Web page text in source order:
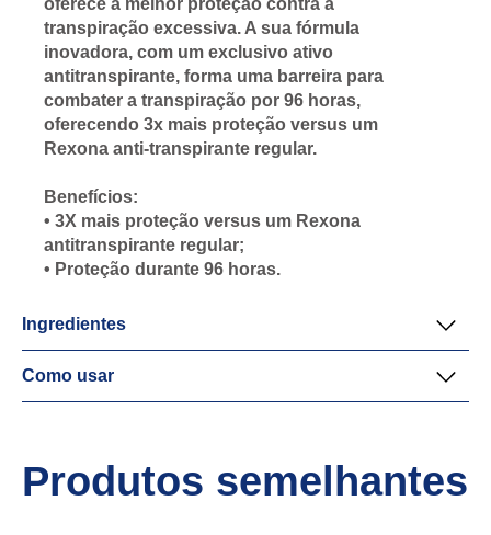
oferece a melhor proteção contra a
transpiração excessiva. A sua fórmula
inovadora, com um exclusivo ativo
antitranspirante, forma uma barreira para
combater a transpiração por 96 horas,
oferecendo 3x mais proteção versus um
Rexona anti-transpirante regular.
Benefícios:
• 3X mais proteção versus um Rexona
antitranspirante regular;
• Proteção durante 96 horas.
Ingredientes
Como usar
Produtos semelhantes